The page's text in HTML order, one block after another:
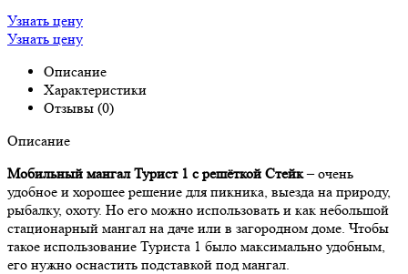
Узнать цену
Узнать цену
Описание
Характеристики
Отзывы (0)
Описание
Мобильный мангал Турист 1 с решёткой Стейк– очень
удобное и хорошее решение для пикника, выезда на природу,
рыбалку, охоту. Но его можно использовать и как небольшой
стационарный мангал на даче или в загородном доме. Чтобы
такое использование Туриста 1 было максимально удобным,
его нужно оснастить подставкой под мангал.